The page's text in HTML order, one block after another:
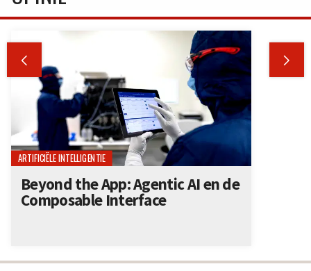
 
ARTIFICIËLE INTELLIGENTIE
Beyond the App: Agentic AI en de
Composable Interface